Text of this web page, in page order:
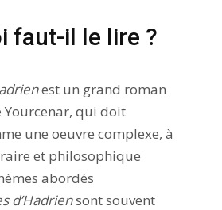
faut-il le lire ?
est un grand roman
qui doit
une oeuvre complexe, à
et philosophique
abordés
d’Hadriensont souvent